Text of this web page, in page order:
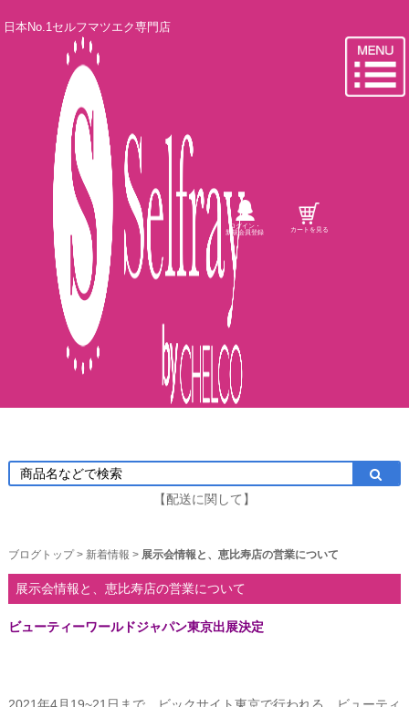
日本No.1セルフマツエク専門店
ログイン・
新規会員登録 カートを見る
【配送に関して】
ブログトップ> 新着情報 > 展示会情報と、恵比寿店の営業について
展示会情報と、恵比寿店の営業について
ビューティーワールドジャパン東京出展決定